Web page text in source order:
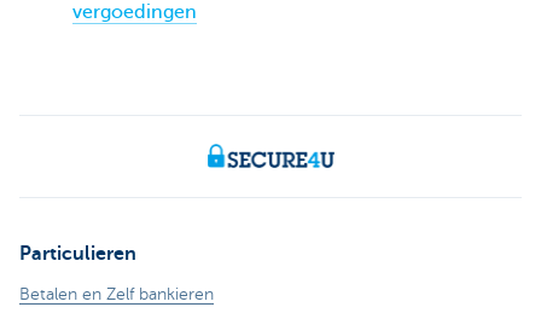
vergoedingen
Particulieren
Betalen en Zelf bankieren